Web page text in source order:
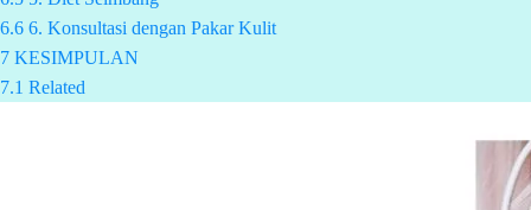
6.6 6. Konsultasi dengan Pakar Kulit
7 KESIMPULAN
7.1 Related